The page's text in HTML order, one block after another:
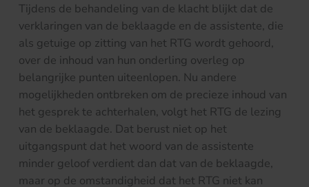
Tijdens de behandeling van de klacht blijkt dat de
verklaringen van de beklaagde en de assistente, die
als getuige op zitting van het RTG wordt gehoord,
over de inhoud van hun onderling overleg op
belangrijke punten uiteenlopen. Nu andere
mogelijkheden ontbreken om de precieze inhoud van
het gesprek te achterhalen, volgt het RTG de lezing
van de beklaagde. Dat berust niet op het
uitgangspunt dat het woord van de assistente
minder geloof verdient dan dat van de beklaagde,
maar op de omstandigheid dat het RTG niet kan